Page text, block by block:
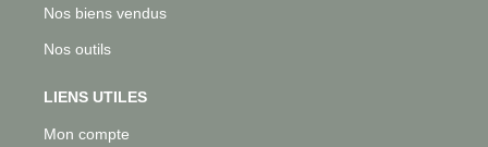
Nos biens vendus
Nos outils
LIENS UTILES
Mon compte